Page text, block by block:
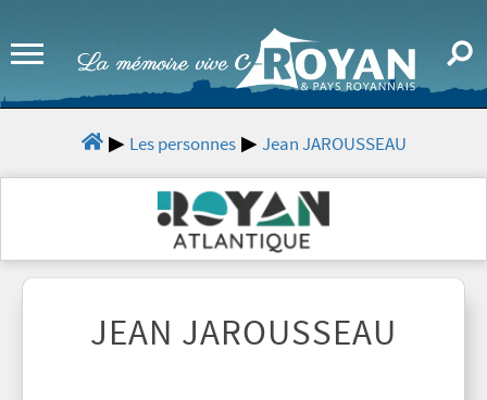
Les personnes Jean JAROUSSEAU
JEAN JAROUSSEAU